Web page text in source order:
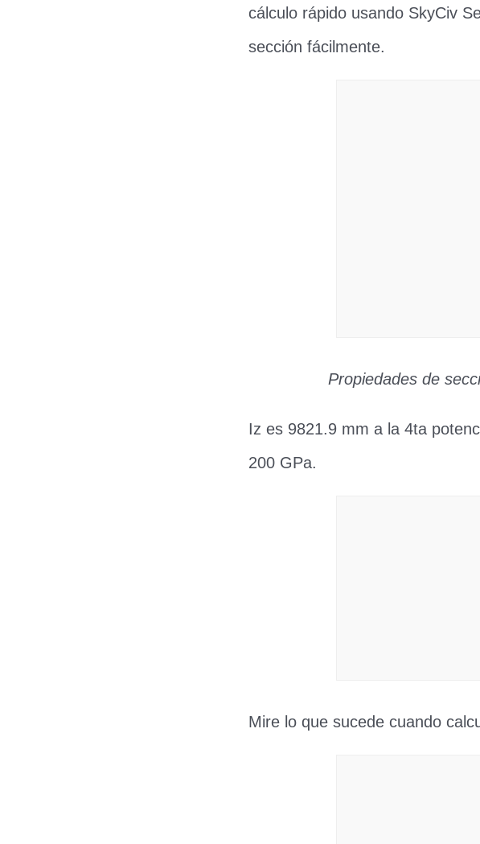
cálculo rápido usando SkyCiv
sección fácilmente.
Propiedades de
Iz es 9821.9 mm a la 4ta
200 GPa.
Mire lo que sucede cuando